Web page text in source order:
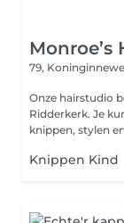
Monroe’s
79,
Onze hairstudio
Ridderkerk. Je
knippen, stylen
Knippen Kind